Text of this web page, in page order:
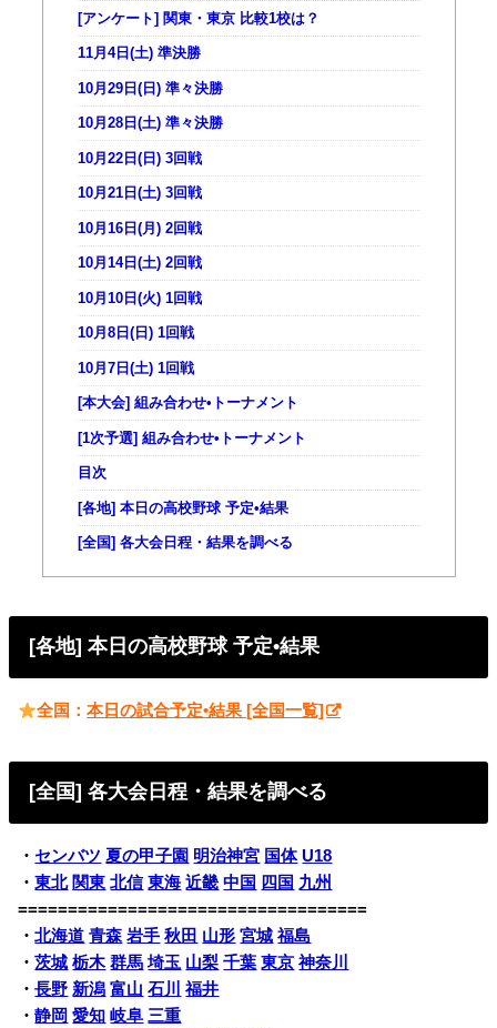
[アンケート] 関東・東京 比較1校は？
11月4日(土) 準決勝
10月29日(日) 準々決勝
10月28日(土) 準々決勝
10月22日(日) 3回戦
10月21日(土) 3回戦
10月16日(月) 2回戦
10月14日(土) 2回戦
10月10日(火) 1回戦
10月8日(日) 1回戦
10月7日(土) 1回戦
[本大会] 組み合わせ•トーナメント
[1次予選] 組み合わせ•トーナメント
目次
[各地] 本日の高校野球 予定•結果
[全国] 各大会日程・結果を調べる
[各地] 本日の高校野球 予定•結果
全国：本日の試合予定•結果 [全国一覧]
[全国] 各大会日程・結果を調べる
・ センバツ 夏の甲子園 明治神宮 国体 U18
・東北 関東 北信 東海 近畿 中国 四国 九州
===================================
・北海道 青森 岩手 秋田 山形 宮城 福島
・茨城 栃木 群馬 埼玉 山梨 千葉 東京 神奈川
・長野 新潟 富山 石川 福井
・静岡 愛知 岐阜 三重